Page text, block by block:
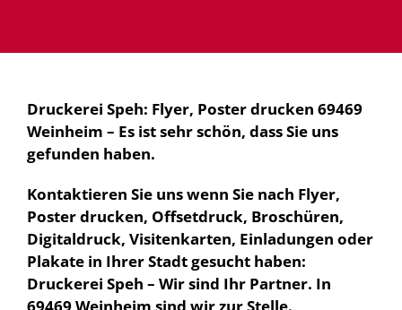
Druckerei Speh: Flyer, Poster drucken 69469
Weinheim – Es ist sehr schön, dass Sie uns
gefunden haben.
Kontaktieren Sie uns wenn Sie nach Flyer,
Poster drucken, Offsetdruck, Broschüren,
Digitaldruck, Visitenkarten, Einladungen oder
Plakate in Ihrer Stadt gesucht haben:
Druckerei Speh – Wir sind Ihr Partner. In